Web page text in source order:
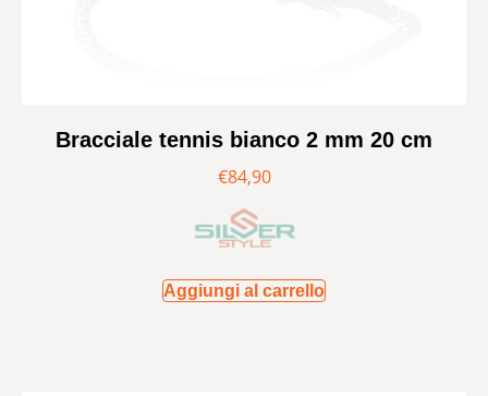
Bracciale tennis bianco 2 mm 20 cm
€84,90
Aggiungi al carrello